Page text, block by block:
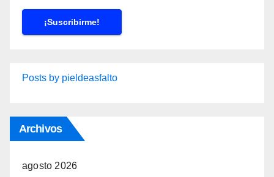
Posts by pieldeasfalto
Archivos
agosto 2026